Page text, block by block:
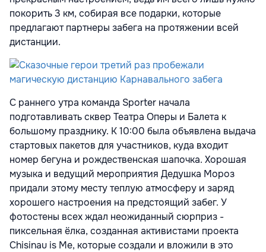
покорить 3 км, собирая все подарки, которые
предлагают партнеры забега на протяжении всей
дистанции.
С раннего утра команда Sporter начала
подготавливать сквер Театра Оперы и Балета к
большому празднику. К 10:00 была объявлена выдача
стартовых пакетов для участников, куда входит
номер бегуна и рождественская шапочка. Хорошая
музыка и ведущий мероприятия Дедушка Мороз
придали этому месту теплую атмосферу и заряд
хорошего настроения на предстоящий забег. У
фотостены всех ждал неожиданный сюрприз -
пиксельная ёлка, созданная активистами проекта
Chisinau is Me, которые создали и вложили в это